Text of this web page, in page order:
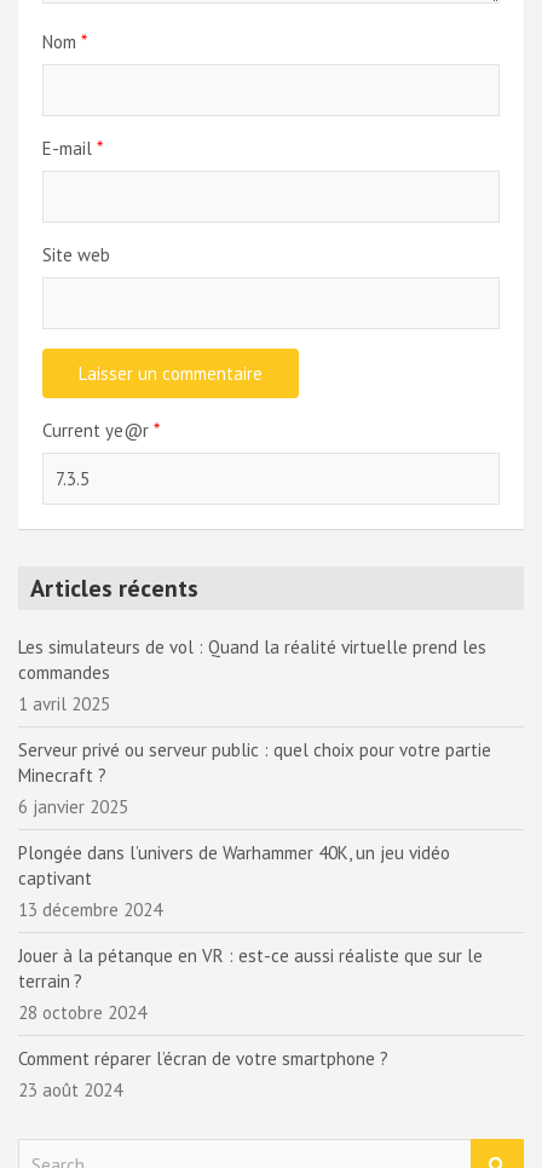
Nom *
E-mail *
Site web
Current ye@r *
Articles récents
Les simulateurs de vol : Quand la réalité virtuelle prend les
commandes
1 avril 2025
Serveur privé ou serveur public : quel choix pour votre partie
Minecraft ?
6 janvier 2025
Plongée dans l’univers de Warhammer 40K, un jeu vidéo
captivant
13 décembre 2024
Jouer à la pétanque en VR : est-ce aussi réaliste que sur le
terrain ?
28 octobre 2024
Comment réparer l’écran de votre smartphone ?
23 août 2024